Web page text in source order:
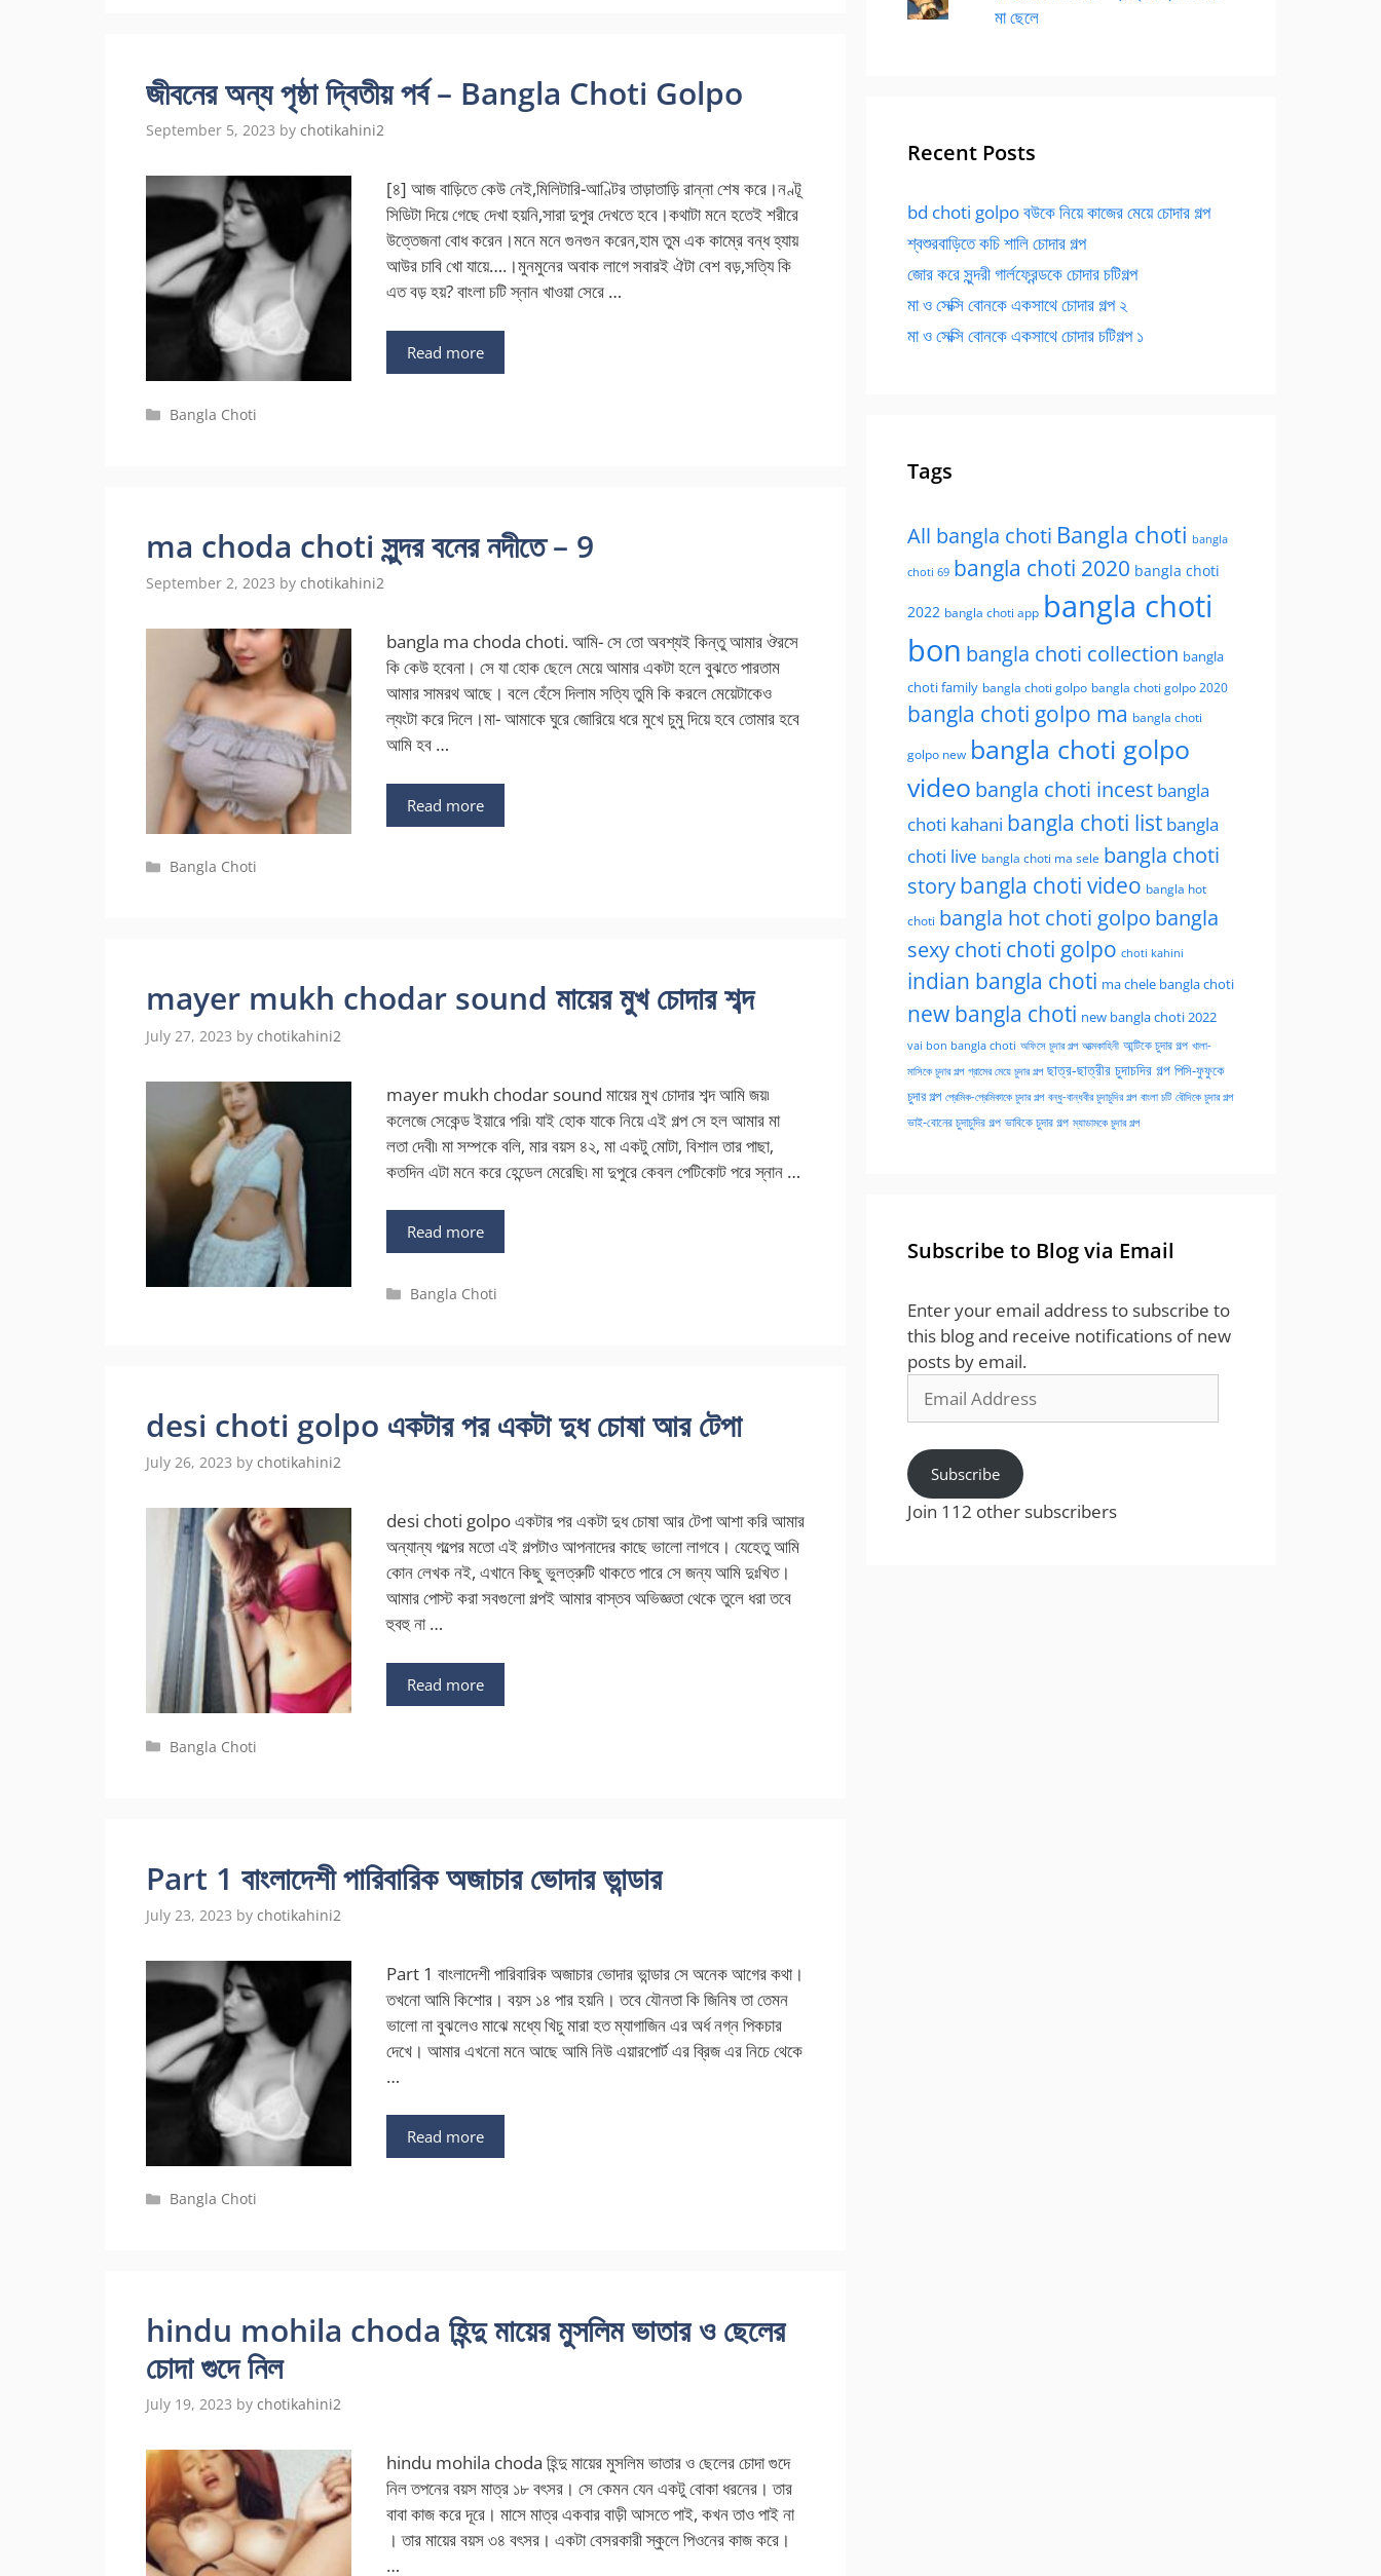
জীবনের অন্য পৃষ্ঠা দ্বিতীয় পর্ব – Bangla Choti Golpo
September 5, 2023 by chotikahini2
[৪] আজ বাড়িতে কেউ নেই,মিলিটারি-আণ্টির তাড়াতাড়ি রান্না শেষ করে।নণ্টূ
সিডিটা দিয়ে গেছে দেখা হয়নি,সারা দুপুর দেখতে হবে।কথাটা মনে হতেই শরীরে
উত্তেজনা বোধ করেন।মনে মনে গুনগুন করেন,হাম তুম এক কাম্রে বন্ধ হ্যায়
আউর চাবি খো যায়ে….।মুনমুনের অবাক লাগে সবারই ঐটা বেশ বড়,সত্যি কি
এত বড় হয়? বাংলা চটি স্নান খাওয়া সেরে …
Read more
Categories
Bangla Choti
ma choda choti সুন্দর বনের নদীতে – 9
September 2, 2023 by chotikahini2
bangla ma choda choti. আমি- সে তো অবশ্যই কিন্তু আমার ঔরসে
কি কেউ হবেনা। সে যা হোক ছেলে মেয়ে আমার একটা হলে বুঝতে পারতাম
আমার সামরথ আছে। বলে হেঁসে দিলাম সত্যি তুমি কি করলে মেয়েটাকেও
ল্যংটা করে দিলে।মা- আমাকে ঘুরে জোরিয়ে ধরে মুখে চুমু দিয়ে হবে তোমার হবে
আমি হব …
Read more
Categories
Bangla Choti
mayer mukh chodar sound মায়ের মুখ চোদার শব্দ
July 27, 2023 by chotikahini2
mayer mukh chodar sound মায়ের মুখ চোদার শব্দ আমি জয়৷
কলেজে সেকেন্ড ইয়ারে পরি৷ যাই হোক যাকে নিয়ে এই গল্প সে হল আমার মা
লতা দেবী৷ মা সম্পকে বলি‚ মার বয়স ৪২‚ মা একটু মোটা‚ বিশাল তার পাছা‚
কতদিন এটা মনে করে হেন্ডেল মেরেছি৷ মা দুপুরে কেবল পেটিকোট পরে স্নান …
Read more
Categories
Bangla Choti
desi choti golpo একটার পর একটা দুধ চোষা আর টেপা
July 26, 2023 by chotikahini2
desi choti golpo একটার পর একটা দুধ চোষা আর টেপা আশা করি আমার
অন্যান্য গল্পের মতো এই গল্পটাও আপনাদের কাছে ভালো লাগবে। যেহেতু আমি
কোন লেখক নই, এখানে কিছু ভুলত্রুটি থাকতে পারে সে জন্য আমি দুঃখিত।
আমার পোস্ট করা সবগুলো গল্পই আমার বাস্তব অভিজ্ঞতা থেকে তুলে ধরা তবে
হুবহু না …
Read more
Categories
Bangla Choti
Part 1 বাংলাদেশী পারিবারিক অজাচার ভোদার ভান্ডার
July 23, 2023 by chotikahini2
Part 1 বাংলাদেশী পারিবারিক অজাচার ভোদার ভান্ডার সে অনেক আগের কথা।
তখনো আমি কিশোর। বয়স ১৪ পার হয়নি। তবে যৌনতা কি জিনিষ তা তেমন
ভালো না বুঝলেও মাঝে মধ্যে খিচু মারা হত ম্যাগাজিন এর অর্ধ নগ্ন পিকচার
দেখে। আমার এখনো মনে আছে আমি নিউ এয়ারপোর্ট এর ব্রিজ এর নিচে থেকে
…
Read more
Categories
Bangla Choti
hindu mohila choda হিন্দু মায়ের মুসলিম ভাতার ও ছেলের
চোদা গুদে নিল
July 19, 2023 by chotikahini2
hindu mohila choda হিন্দু মায়ের মুসলিম ভাতার ও ছেলের চোদা গুদে
নিল তপনের বয়স মাত্র ১৮ বৎসর। সে কেমন যেন একটু বোকা ধরনের। তার
বাবা কাজ করে দূরে। মাসে মাত্র একবার বাড়ী আসতে পাই, কখন তাও পাই না
। তার মায়ের বয়স ৩৪ বৎসর। একটা বেসরকারী স্কুলে পিওনের কাজ করে।
…
মা ছেলে
Recent Posts
bd choti golpo বউকে নিয়ে কাজের মেয়ে চোদার গল্প
শ্বশুরবাড়িতে কচি শালি চোদার গল্প
জোর করে সুন্দরী গার্লফ্রেন্ডকে চোদার চটিগল্প
মা ও সেক্সি বোনকে একসাথে চোদার গল্প ২
মা ও সেক্সি বোনকে একসাথে চোদার চটিগল্প ১
Tags
All bangla choti Bangla choti bangla
choti 69 bangla choti 2020 bangla choti
2022 bangla choti app bangla choti
bon bangla choti collection bangla
choti family bangla choti golpo bangla choti golpo 2020
bangla choti golpo ma bangla choti
golpo new bangla choti golpo
video bangla choti incest bangla
choti kahani bangla choti list bangla
choti live bangla choti ma sele bangla choti
storybangla choti video bangla hot
choti bangla hot choti golpo bangla
sexy choti choti golpo choti kahini
indian bangla choti ma chele bangla choti
new bangla choti new bangla choti 2022
vai bon bangla choti অফিসে চুদার গল্প আত্মকাহিনী আন্টিকে চুদার গল্প খালা-
মাসিকে চুদার গল্প গ্রামের মেয়ে চুদার গল্প ছাত্র-ছাত্রীর চুদাচদির গল্প পিসি-ফুফুকে
চুদার গল্প প্রেমিক-প্রেমিকাকে চুদার গল্প বন্ধু-বান্ধবীর চুদাচুদির গল্প বাংলা চটি বৌদিকে চুদার গল্প
ভাই-বোনের চুদাচুদির গল্প ভাবিকে চুদার গল্প ম্যাডামকে চুদার গল্প
Subscribe to Blog via Email
Enter your email address to subscribe to
this blog and receive notifications of new
posts by email.
Address
Subscribe
Join 112 other subscribers